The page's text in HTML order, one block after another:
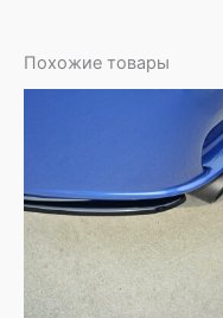
Похожие товары